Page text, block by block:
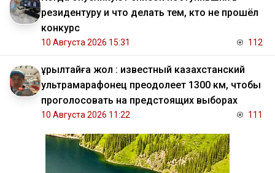
резидентуру и что делать тем, кто не прошёл
конкурс
10 Августа 2026 15:31 112
Құрылтайға жол : известный казахстанский
ультрамарафонец преодолеет 1300 км, чтобы
проголосовать на предстоящих выборах
10 Августа 2026 11:22 111